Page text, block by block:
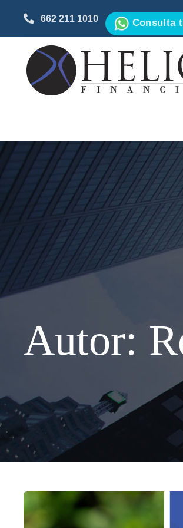
662 211 1010 Consulta
Autor: